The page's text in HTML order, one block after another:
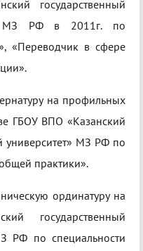
государственный
МЗ РФ в 2011г. по
«Переводчик в сфере
на профильных
ГБОУ ВПО «Казанский
университет» МЗ РФ по
практики».
ординатуру на
государственный
РФ по специальности